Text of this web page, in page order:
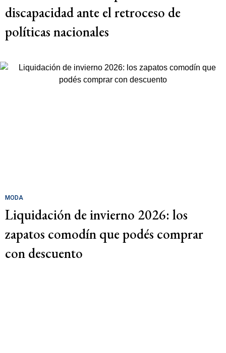
discapacidad ante el retroceso de
políticas nacionales
MODA
Liquidación de invierno 2026: los
zapatos comodín que podés comprar
con descuento